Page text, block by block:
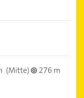
(Mitte)
276 m